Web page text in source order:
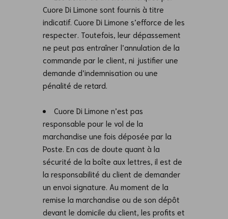
Cuore Di Limone sont fournis à titre
indicatif. Cuore Di Limone s’efforce de les
respecter. Toutefois, leur dépassement
ne peut pas entraîner l’annulation de la
commande par le client, ni justifier une
demande d’indemnisation ou une
pénalité de retard.
Cuore Di Limone n’est pas
responsable pour le vol de la
marchandise une fois déposée par la
Poste. En cas de doute quant à la
sécurité de la boîte aux lettres, il est de
la responsabilité du client de demander
un envoi signature. Au moment de la
remise la marchandise ou de son dépôt
devant le domicile du client, les profits et